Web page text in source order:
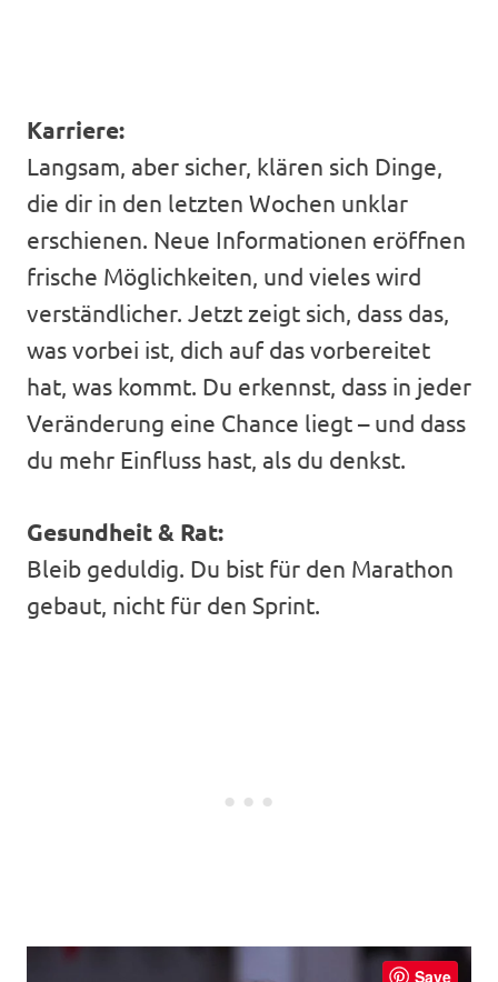
Karriere:
Langsam, aber sicher, klären sich Dinge,
die dir in den letzten Wochen unklar
erschienen. Neue Informationen eröffnen
frische Möglichkeiten, und vieles wird
verständlicher. Jetzt zeigt sich, dass das,
was vorbei ist, dich auf das vorbereitet
hat, was kommt. Du erkennst, dass in jeder
Veränderung eine Chance liegt – und dass
du mehr Einfluss hast, als du denkst.
Gesundheit & Rat:
Bleib geduldig. Du bist für den Marathon
gebaut, nicht für den Sprint.
Save